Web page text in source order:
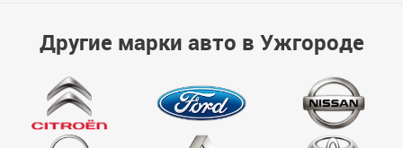
Другие марки авто в Ужгороде